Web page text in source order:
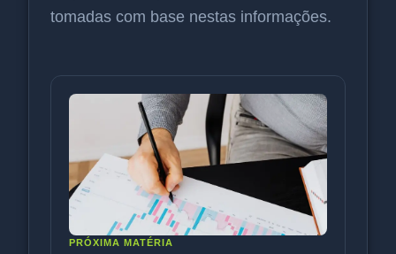
tomadas com base nestas informações.
PRÓXIMA MATÉRIA